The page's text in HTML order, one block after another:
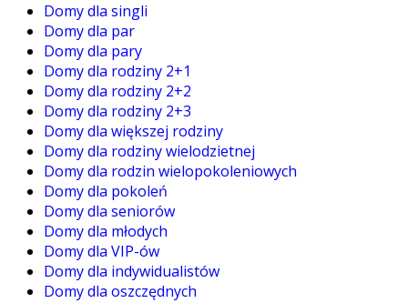
Domy dla singli
Domy dla par
Domy dla pary
Domy dla rodziny 2+1
Domy dla rodziny 2+2
Domy dla rodziny 2+3
Domy dla większej rodziny
Domy dla rodziny wielodzietnej
Domy dla rodzin wielopokoleniowych
Domy dla pokoleń
Domy dla seniorów
Domy dla młodych
Domy dla VIP-ów
Domy dla indywidualistów
Domy dla oszczędnych